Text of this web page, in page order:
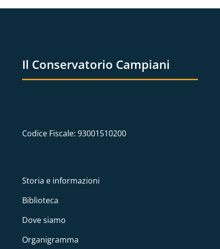
Il Conservatorio Campiani
Codice Fiscale: 93001510200
Storia e informazioni
Biblioteca
Dove siamo
Organigramma